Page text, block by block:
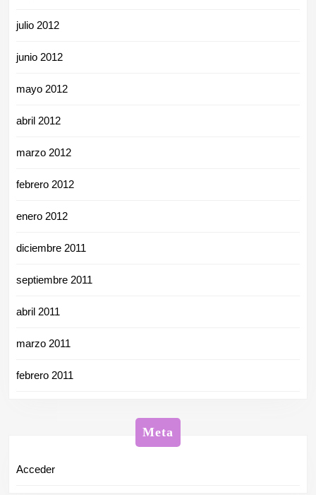
julio 2012
junio 2012
mayo 2012
abril 2012
marzo 2012
febrero 2012
enero 2012
diciembre 2011
septiembre 2011
abril 2011
marzo 2011
febrero 2011
Meta
Acceder